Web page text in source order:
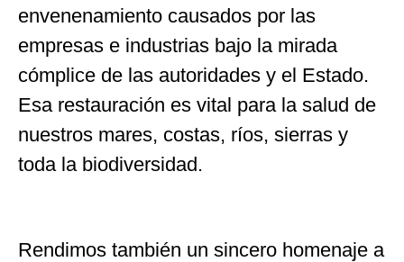
envenenamiento causados por las
empresas e industrias bajo la mirada
cómplice de las autoridades y el Estado.
Esa restauración es vital para la salud de
nuestros mares, costas, ríos, sierras y
toda la biodiversidad.
Rendimos también un sincero homenaje a